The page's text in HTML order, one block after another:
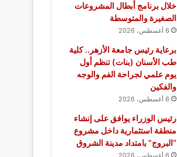
خلال برنامج أبطال المشروعات
الصغيرة والمتوسطة
6 أغسطس، 2026
برعاية رئيس جامعة الأزهر.. كلية
طب الأسنان (بنات) تنظم أول
يوم علمي لجراحة الفم والوجه
والفكين
6 أغسطس، 2026
رئيس الوزراء يوافق على إنشاء
منطقة استثمارية داخل مشروع
“البروج” بامتداد مدينة الشروق
6 أغسطس، 2026